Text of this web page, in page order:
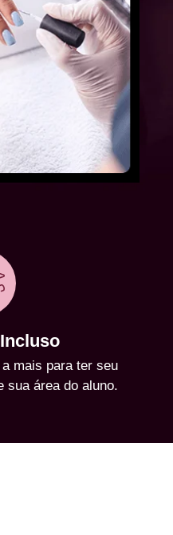
mais para ter seu
sua área do aluno.